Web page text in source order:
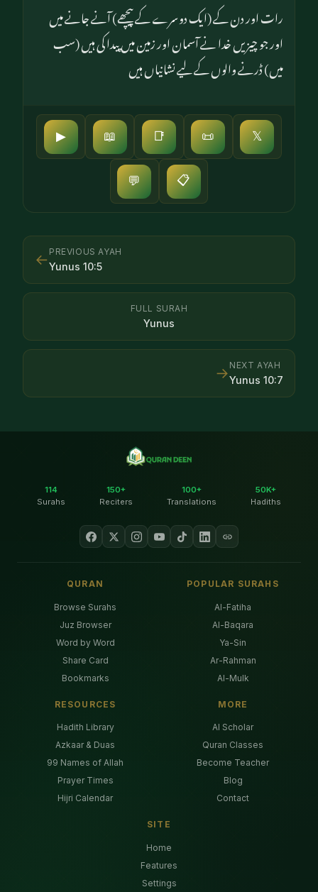
رات اور دن کے (ایک دوسرے کے پیچھے) آنے جانے میں
اور جو چیزیں خدا نے آسمان اور زمین میں پیدا کی ہیں (سب
میں) ڈرنے والوں کے لیے نشانیاں ہیں
▶ 📖 📑 📜 𝕏
💬 📋
← PREVIOUS AYAH
Yunus 10:5
FULL SURAH
Yunus
NEXT AYAH
Yunus 10:7
→
114
Surahs
150+
Reciters
100+
Translations
50K+
Hadiths
QURAN
Browse Surahs
Juz Browser
Word by Word
Share Card
Bookmarks
POPULAR SURAHS
Al-Fatiha
Al-Baqara
Ya-Sin
Ar-Rahman
Al-Mulk
RESOURCES
Hadith Library
Azkaar & Duas
99 Names of Allah
Prayer Times
Hijri Calendar
MORE
AI Scholar
Quran Classes
Become Teacher
Blog
Contact
SITE
Home
Features
Settings